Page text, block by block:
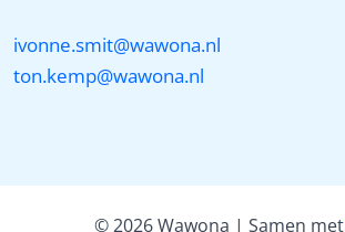
ivonne.smit@wawona.nl
ton.kemp@wawona.nl
© 2026 Wawona | Samen met